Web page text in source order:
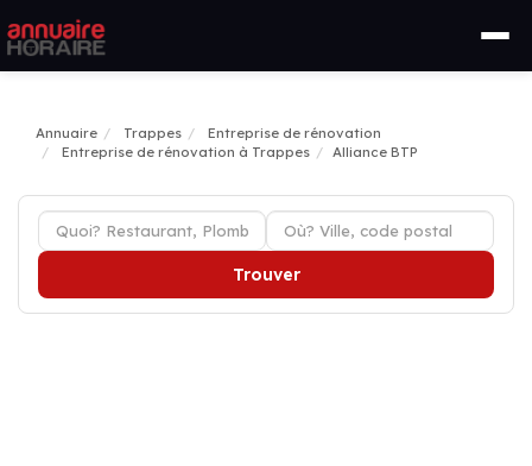
Annuaire Trappes
Entreprise de rénovation
Entreprise de rénovation à Trappes
Alliance BTP
Trouver